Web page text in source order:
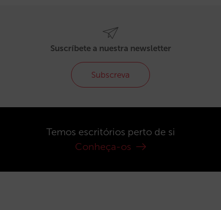
Suscríbete a nuestra newsletter
Subscreva
Temos escritórios perto de si
Conheça-os